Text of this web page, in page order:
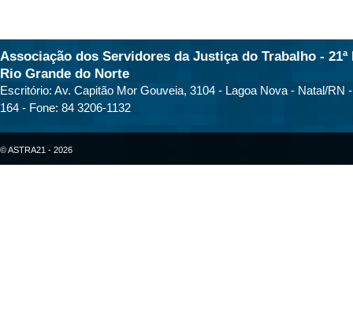
Associação dos Servidores da Justiça do Trabalho - 21ª
Rio Grande do Norte
Escritório: Av. Capitão Mor Gouveia, 3104 - Lagoa Nova - Natal/RN
164 - Fone: 84 3206-1132
© ASTRA21 - 2026